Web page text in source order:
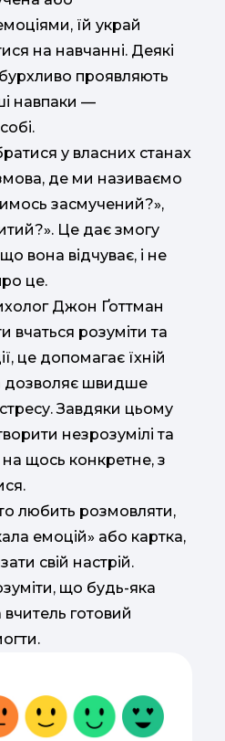
їй украй
на навчанні. Деякі
бурхливо проявляють
навпаки —
у власних станах
де ми називаємо
засмучений?»,
Це дає змогу
вона відчуває, і не
це.
Джон Ґоттман
вчаться розуміти та
це допомагає їхній
дозволяє швидше
Завдяки цьому
незрозумілі та
на щось конкретне, з
любить розмовляти,
емоцій» або картка,
свій настрій.
що будь-яка
готовий